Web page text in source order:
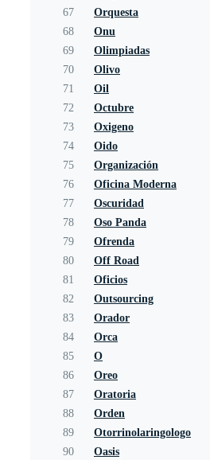
67
Orquesta
68
Onu
69
Olimpiadas
70
Olivo
71
Oil
72
Octubre
73
Oxigeno
74
Oido
75
Organización
76
Oficina Moderna
77
Oscuridad
78
Oso Panda
79
Ofrenda
80
Off Road
81
Oficios
82
Outsourcing
83
Orador
84
Orca
85
O
86
Oreo
87
Oratoria
88
Orden
89
Otorrinolaringologo
90
Oasis